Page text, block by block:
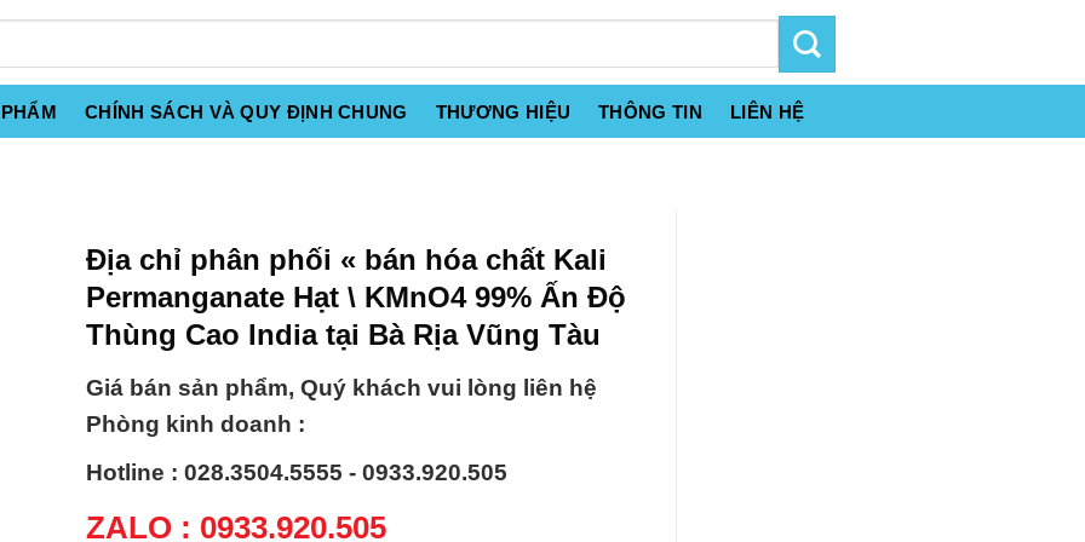
CHÍNH SÁCH VÀ QUY ĐỊNH CHUNG THƯƠNG HIỆU THÔNG TIN LIÊN HỆ
Địa chỉ phân phối « bán hóa chất Kali
Permanganate Hạt \ KMnO4 99% Ấn Độ
Thùng Cao India tại Bà Rịa Vũng Tàu
Giá bán sản phẩm, Quý khách vui lòng liên hệ
Phòng kinh doanh :
Hotline : 028.3504.5555 - 0933.920.505
ZALO : 0933.920.505